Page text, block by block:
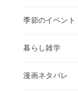
季節のイベント
暮らし雑学
漫画ネタバレ